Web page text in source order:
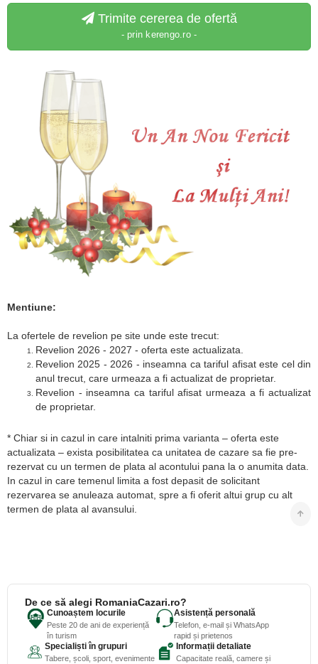
Trimite cererea de ofertă
- prin kerengo.ro -
Mentiune:
La ofertele de revelion pe site unde este trecut:
Revelion 2026 - 2027 - oferta este actualizata.
Revelion 2025 - 2026 - inseamna ca tariful afisat este cel din
anul trecut, care urmeaza a fi actualizat de proprietar.
Revelion - inseamna ca tariful afisat urmeaza a fi actualizat
de proprietar.
* Chiar si in cazul in care intalniti prima varianta – oferta este
actualizata – exista posibilitatea ca unitatea de cazare sa fie pre-
rezervat cu un termen de plata al acontului pana la o anumita data.
In cazul in care temenul limita a fost depasit de solicitant
rezervarea se anuleaza automat, spre a fi oferit altui grup cu alt
termen de plata al avansului.
De ce să alegi RomaniaCazari.ro?
Cunoaștem locurile
Peste 20 de ani de experiență
în turism
Asistență personală
Telefon, e-mail și WhatsApp
rapid și prietenos
Specialiști în grupuri
Tabere, școli, sport, evenimente
Informații detaliate
Capacitate reală, camere și